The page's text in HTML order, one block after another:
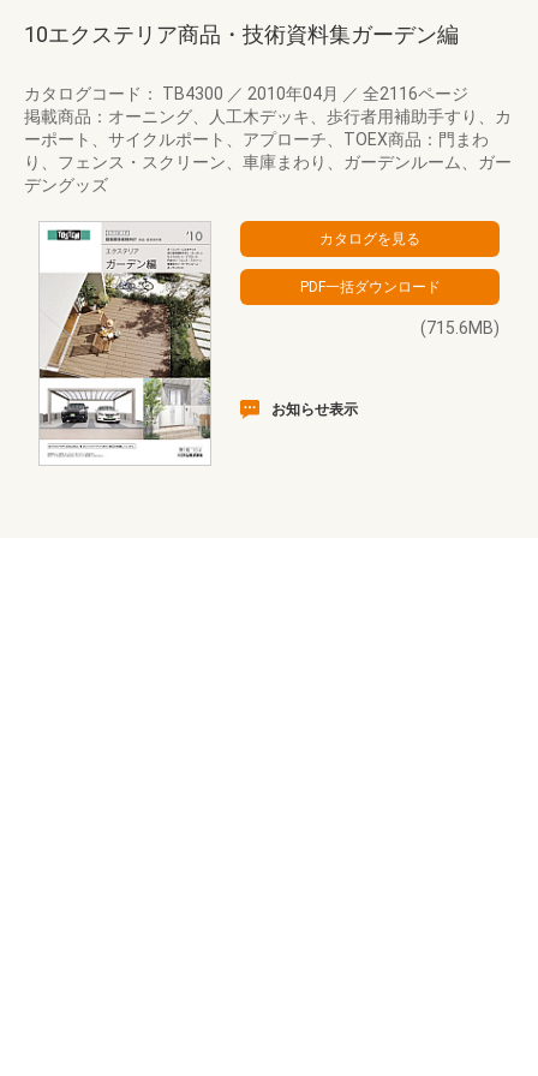
10エクステリア商品・技術資料集ガーデン編
カタログコード： TB4300 ／ 2010年04月 ／ 全2116ページ
掲載商品：オーニング、人工木デッキ、歩行者用補助手すり、カ
ーポート、サイクルポート、アプローチ、TOEX商品：門まわ
り、フェンス・スクリーン、車庫まわり、ガーデンルーム、ガー
デングッズ
(715.6MB)
お知らせ表示